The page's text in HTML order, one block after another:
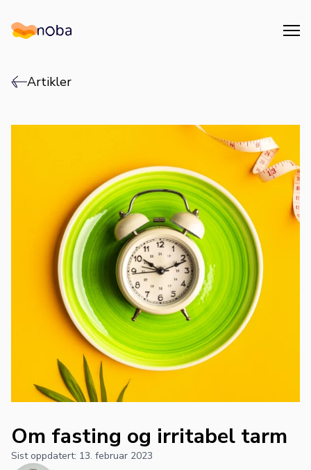
Noba
Artikler
Om fasting og irritabel tarm
Sist oppdatert: 13. februar 2023